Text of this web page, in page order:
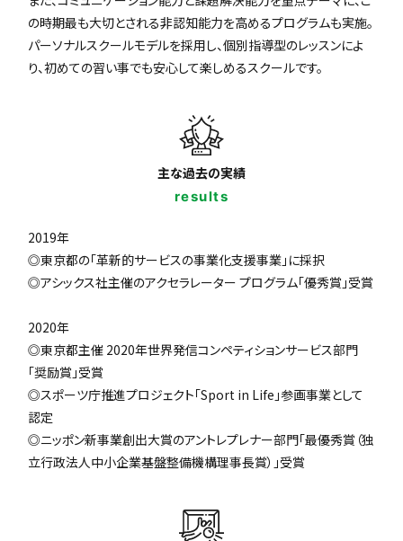
の時期最も大切とされる非認知能力を高めるプログラムも実施。
パーソナルスクールモデルを採用し、個別指導型のレッスンによ
り、初めての習い事でも安心して楽しめるスクールです。
主な過去の実績
results
2019年
◎東京都の「革新的サービスの事業化支援事業」に採択
◎アシックス社主催のアクセラレーター プログラム「優秀賞」受賞
2020年
◎東京都主催 2020年世界発信コンペティションサービス部門
「奨励賞」受賞
◎スポーツ庁推進プロジェクト「Sport in Life」参画事業として
認定
◎ニッポン新事業創出大賞のアントレプレナー部門「最優秀賞（独
立行政法人中小企業基盤整備機構理事長賞）」受賞